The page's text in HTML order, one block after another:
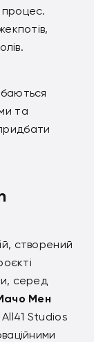
процес.
та
створений
серед
Мен
Studios